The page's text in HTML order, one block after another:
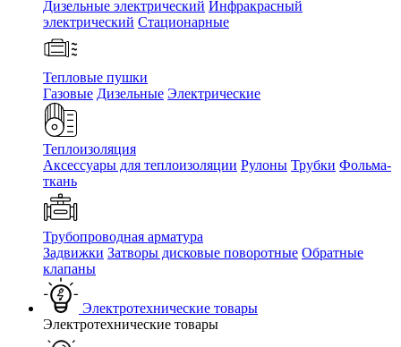
Дизельные электрический Инфракрасный
электрический Стационарные
Тепловые пушки
Газовые Дизельные Электрические
Теплоизоляция
Аксессуары для теплоизоляции Рулоны Трубки Фольма-
ткань
Трубопроводная арматура
Задвижки Затворы дисковые поворотные Обратные
клапаны
Электротехнические товары
Электротехнические товары